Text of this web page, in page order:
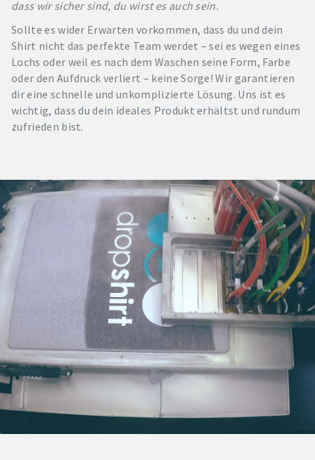
dass wir sicher sind, du wirst es auch sein.
Sollte es wider Erwarten vorkommen, dass du und dein
Shirt nicht das perfekte Team werdet – sei es wegen eines
Lochs oder weil es nach dem Waschen seine Form, Farbe
oder den Aufdruck verliert – keine Sorge! Wir garantieren
dir eine schnelle und unkomplizierte Lösung. Uns ist es
wichtig, dass du dein ideales Produkt erhältst und rundum
zufrieden bist.